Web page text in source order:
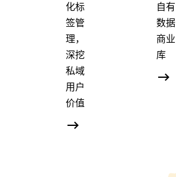
化标
签管
理，
深挖
私域
用户
价值
自有
数据
商业
库